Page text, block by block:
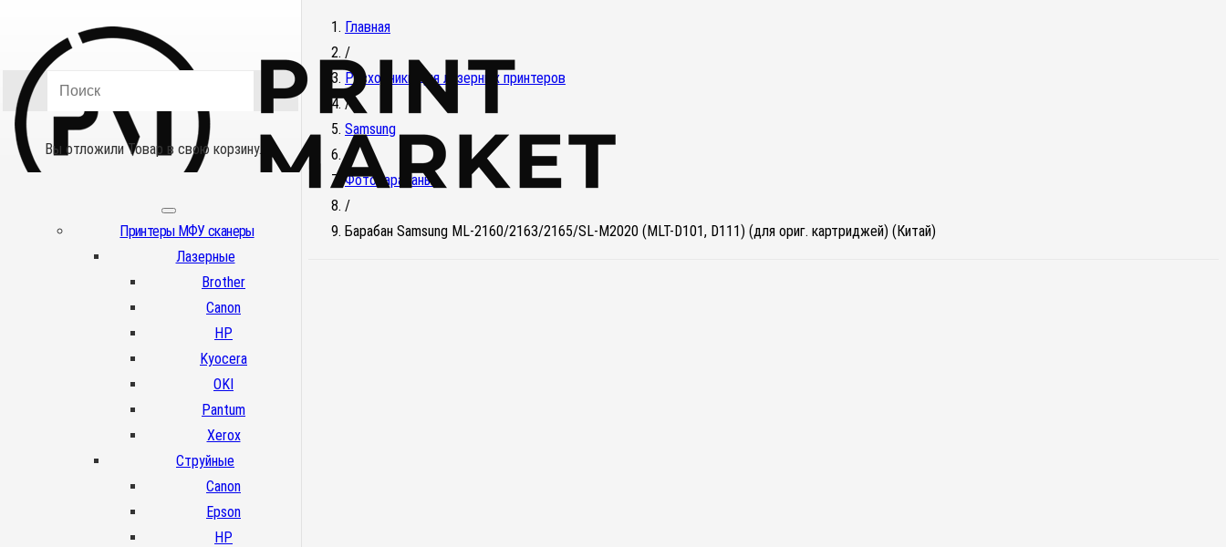
Вы отложилиТовар в свою корзину.
Принтеры МФУ сканеры
Лазерные
Brother
Canon
HP
Kyocera
OKI
Pantum
Xerox
Струйные
Canon
Epson
HP
Главная
/
Расходники для лазерных принтеров
/
Samsung
/
Фотобарабаны
/
Барабан Samsung ML-2160/2163/2165/SL-M2020 (MLT-D101, D111) (для ориг. картриджей) (Китай)